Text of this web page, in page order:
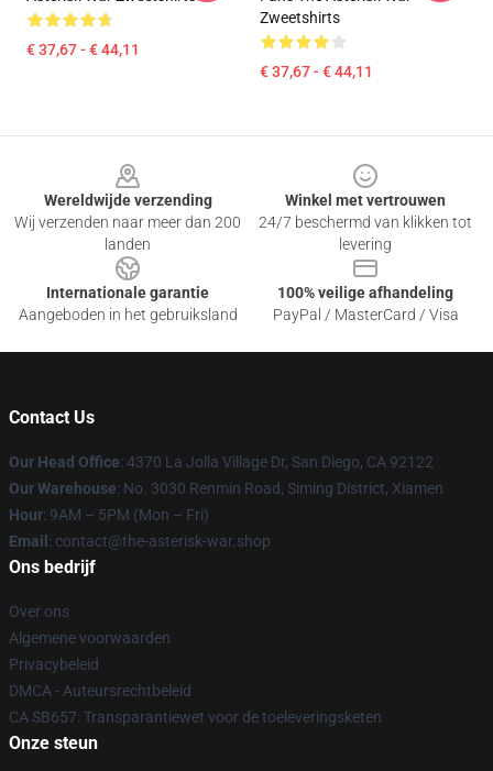
€ 37,67 - € 44,11
Zweetshirts
€ 37,67 - € 44,11
Wereldwijde verzending
Wij verzenden naar meer dan 200
landen
Winkel met vertrouwen
24/7 beschermd van klikken tot
levering
Internationale garantie
Aangeboden in het gebruiksland
100% veilige afhandeling
PayPal / MasterCard / Visa
Contact Us
Our Head Office: 4370 La Jolla Village Dr, San Diego, CA 92122
Our Warehouse: No. 3030 Renmin Road, Siming District, Xiamen
Hour: 9AM – 5PM (Mon – Fri)
Email : contact@the-asterisk-war.shop
Ons bedrijf
Over ons
Algemene voorwaarden
Privacybeleid
DMCA - Auteursrechtbeleid
CA SB657: Transparantiewet voor de toeleveringsketen
Onze steun